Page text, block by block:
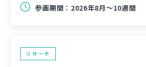
参画期間： 2026年8月～10週間
リサーチ